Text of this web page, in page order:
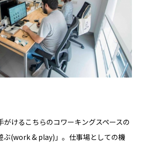
がけるこちらのコワーキングスペースの
ぶ(work & play)」。仕事場としての機